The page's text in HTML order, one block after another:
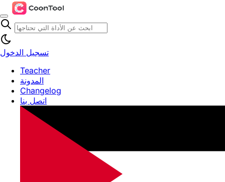
تسجيل الدخول
Teacher
المدونة
Changelog
اتصل بنا